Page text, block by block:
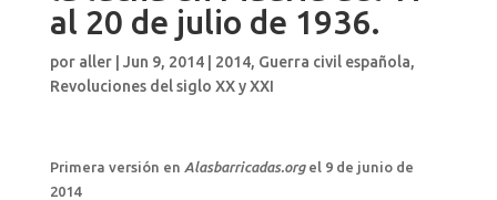
al 20 de julio de 1936.
por aller| Jun 9, 2014| 2014, Guerra civil española,
Revoluciones del siglo XX y XXI
Primera versión en Alasbarricadas.orgel 9 de junio de
2014